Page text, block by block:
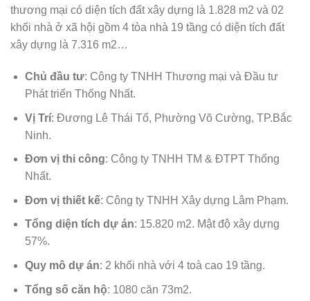
thương mại có diện tích đất xây dựng là 1.828 m2 và 02
khối nhà ở xã hội gồm 4 tòa nhà 19 tầng có diện tích đất
xây dựng là 7.316 m2…
Chủ đầu tư: Công ty TNHH Thương mại và Đầu tư
Phát triển Thống Nhất.
Vị Trí: Đương Lê Thái Tổ, Phường Võ Cường, TP.Bắc
Ninh.
Đơn vị thi công: Công ty TNHH TM & ĐTPT Thống
Nhất.
Đơn vị thiết kế: Công ty TNHH Xây dựng Lâm Phạm.
Tổng diện tích dự án: 15.820 m2. Mật độ xây dựng
57%.
Quy mô dự án: 2 khối nhà với 4 toà cao 19 tầng.
Tổng số căn hộ: 1080 căn 73m2.